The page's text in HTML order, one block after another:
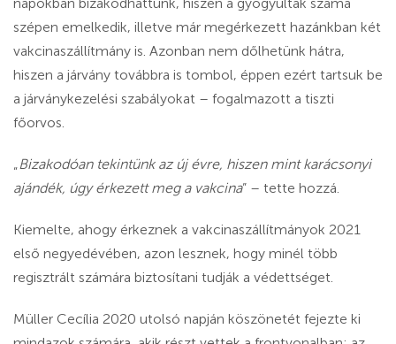
szépen emelkedik, illetve már megérkezett hazánkban két
vakcinaszállítmány is. Azonban nem dőlhetünk hátra,
hiszen a járvány továbbra is tombol, éppen ezért tartsuk be
a járványkezelési szabályokat – fogalmazott a tiszti
főorvos.
„Bizakodóan tekintünk az új évre, hiszen mint karácsonyi
ajándék, úgy érkezett meg a vakcina” – tette hozzá.
Kiemelte, ahogy érkeznek a vakcinaszállítmányok 2021
első negyedévében, azon lesznek, hogy minél több
regisztrált számára biztosítani tudják a védettséget.
Müller Cecília 2020 utolsó napján köszönetét fejezte ki